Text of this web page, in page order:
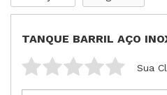
TANQUE BARRIL AÇO
Sua